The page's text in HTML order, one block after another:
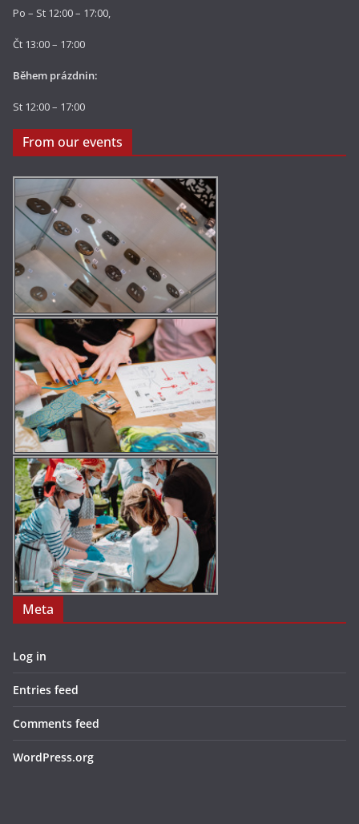
Po – St 12:00 – 17:00,
Čt 13:00 – 17:00
Během prázdnin:
St 12:00 – 17:00
From our events
Meta
Log in
Entries feed
Comments feed
WordPress.org